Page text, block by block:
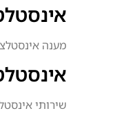
מענה
שירותי